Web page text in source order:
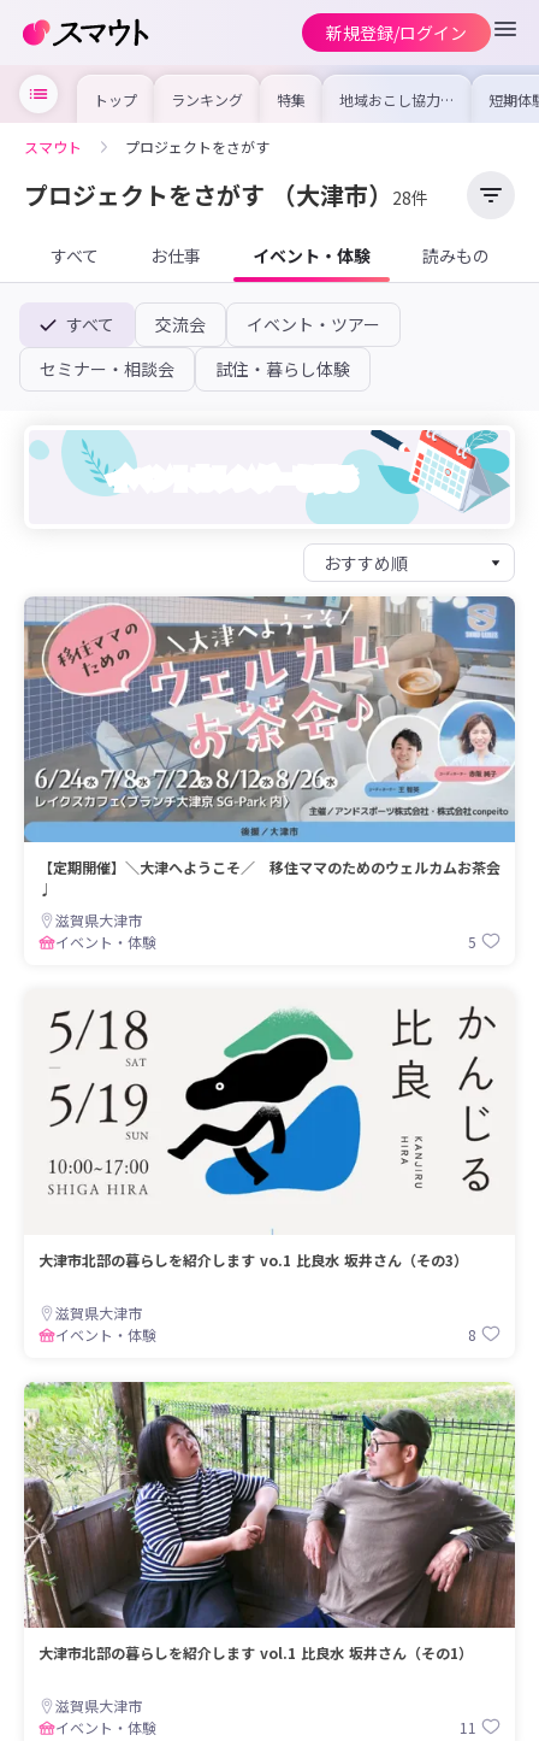
新規登録/ログイン
トップ ランキング 特集 地域おこし協力隊
の求人やイベント
を集めました！仕
けよう
短期体
り〜数
域を知
スマウト プロジェクトをさがす
プロジェクトをさがす （大津市） 28件
すべて お仕事 イベント・体験 読みもの
すべて 交流会
イベント・ツアー
セミナー・相談会
試住・暮らし体験
イベントカレンダーを見る
【定期開催】＼大津へようこそ／ 移住ママのためのウェルカムお茶会
♩
滋賀県大津市
イベント・体験
5
大津市北部の暮らしを紹介します vo.1 比良水 坂井さん（その3）
滋賀県大津市
イベント・体験
8
大津市北部の暮らしを紹介します vol.1 比良水 坂井さん（その1）
滋賀県大津市
イベント・体験
11